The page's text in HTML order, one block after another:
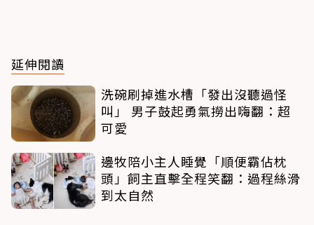
延伸閱讀
洗碗刷掉進水槽「發出沒聽過怪
叫」 男子鼓起勇氣撈出嗨翻：超
可愛
邊牧陪小主人睡覺「順便霸佔枕
頭」飼主直擊全程笑翻：過程絲滑
到太自然